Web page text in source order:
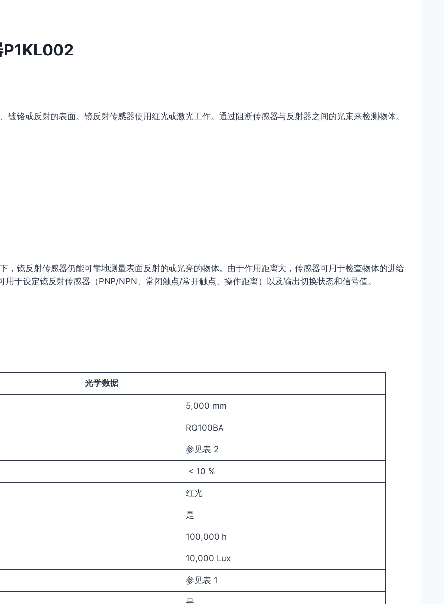
P1KL002
铬或反射的表面。镜反射传感器使用红光或激光工作。通过阻断传感器与反射器之间的光束来检测物体。
，镜反射传感器仍能可靠地测量表面反射的或光亮的物体。由于作用距离大，传感器可用于检查物体的进给
于设定镜反射传感器（PNP/NPN、常闭触点/常开触点、操作距离）以及输出切换状态和信号值。
光学数据
5,000 mm
RQ100BA
参见表 2
< 10 %
红光
是
100,000 h
10,000 Lux
参见表 1